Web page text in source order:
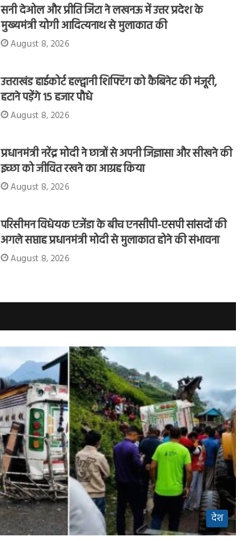
सनी देओल और प्रीति जिंटा ने लखनऊ में उत्तर प्रदेश के
मुख्यमंत्री योगी आदित्यनाथ से मुलाकात की
August 8, 2026
उत्तराखंड हाईकोर्ट हल्द्वानी शिफ्टिंग को कैबिनेट की मंजूरी,
हटाने पड़ेंगे 15 हजार पौधे
August 8, 2026
प्रधानमंत्री नरेंद्र मोदी ने छात्रों से अपनी जिज्ञासा और सीखने की
इच्छा को जीवित रखने का आग्रह किया
August 8, 2026
परिसीमन विधेयक एजेंडा के बीच एनसीपी-एसपी सांसदों की
अगले सप्ताह प्रधानमंत्री मोदी से मुलाकात होने की संभावना
August 8, 2026
देश